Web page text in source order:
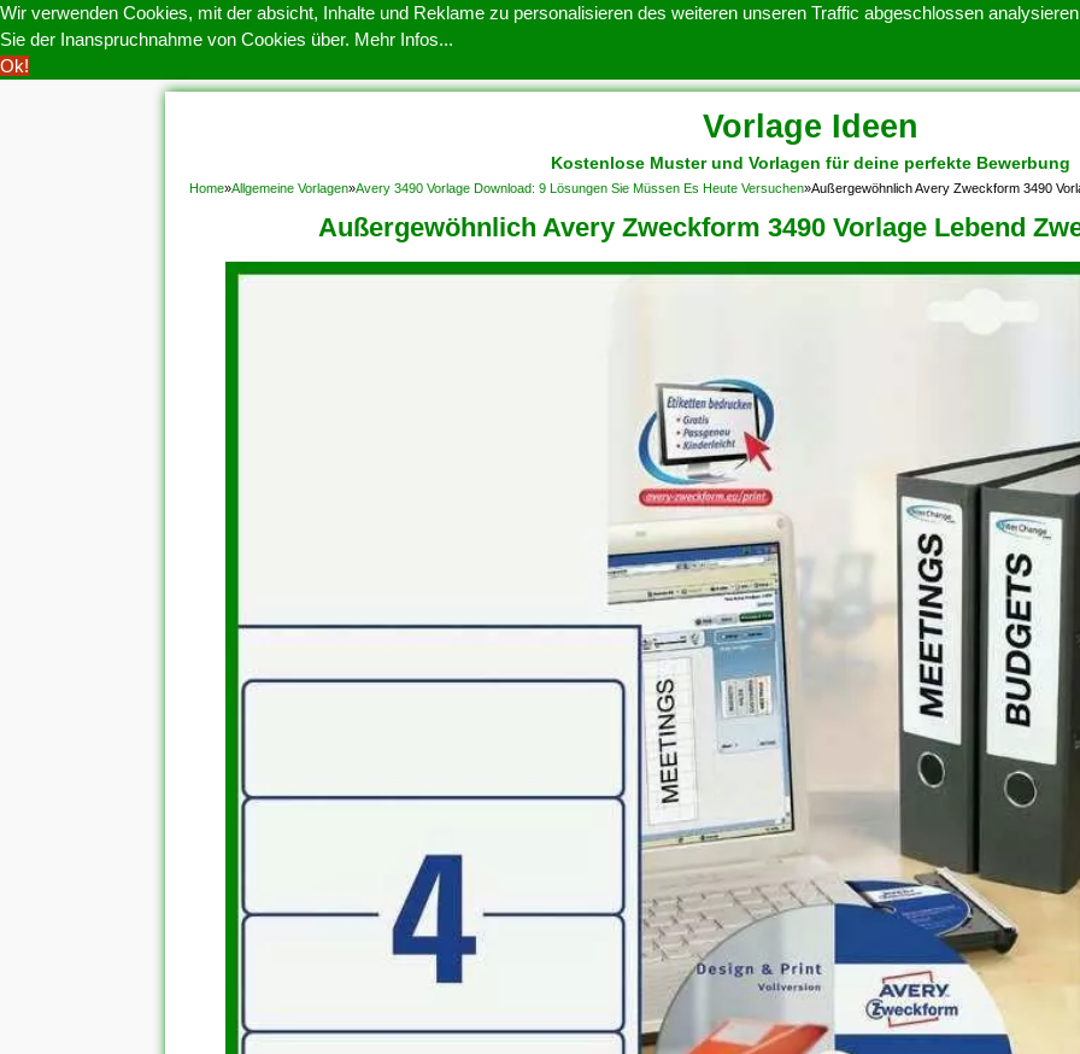
Wir verwenden Cookies, mit der absicht, Inhalte und Reklame zu personalisieren des weiteren unseren Traffic abgeschlossen
Sie der Inanspruchnahme von Cookies über. Mehr Infos...
Ok!
Vorlage Ideen
DATENSCHUTZERKLARUNG KONTAKT NUTZUNGSBEDINGUNGEN
Kostenlose Muster und Vorlagen für deine perfekte Bewerbung
Home»Allgemeine Vorlagen»Avery 3490 Vorlage Download: 9 Lösungen Sie Müssen Es Heute Versuchen»Außergewöhnlich Avery Zweckform 3490
Außergewöhnlich Avery Zweckform 3490 Vorlage Lebend